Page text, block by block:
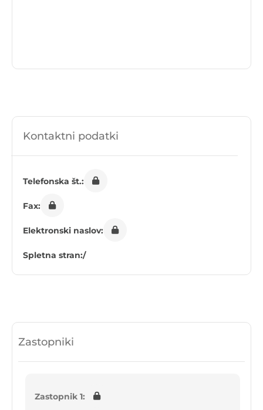
Kontaktni podatki
Telefonska št.:
Fax:
Elektronski naslov:
Spletna stran:/
Zastopniki
Zastopnik 1: